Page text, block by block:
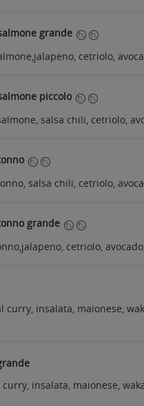
grande
cetriolo,
piccolo
salsa chili, cetriolo,
salsa chili, cetriolo,
grande
cetriolo,
curry, insalata, maionese,
insalata, maionese,